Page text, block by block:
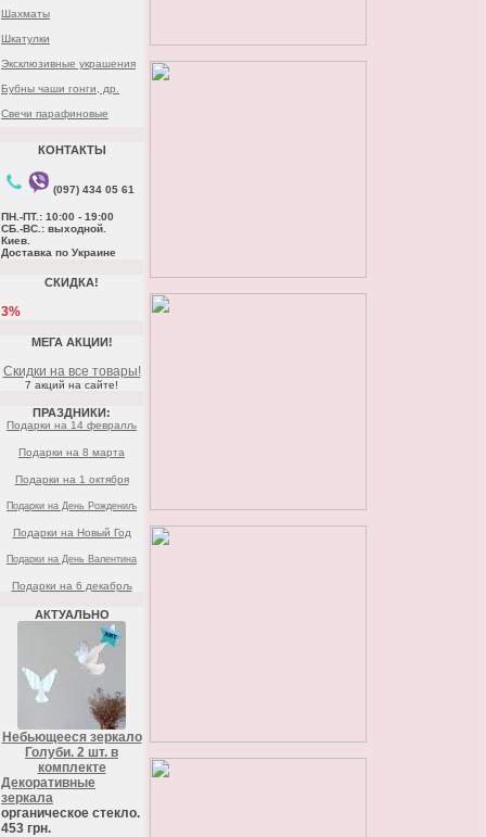
Шахматы
Шкатулки
Эксклюзивные украшения
Бубны чаши гонги, др.
Свечи парафиновые
КОНТАКТЫ
(097) 434 05 61
ПН.-ПТ.: 10:00 - 19:00
СБ.-ВС.: выходной.
Киев.
Доставка по Украине
СКИДКА!
3%
МЕГА АКЦИИ!
Скидки на все товары!
7 акций на сайте!
ПРАЗДНИКИ:
Подарки на 14 февралљ
Подарки на 8 марта
Подарки на 1 октября
Подарки на День Рождениљ
Подарки на Новый Год
Подарки на День Валентина
Подарки на 6 декабрљ
АКТУАЛЬНО
Небьющееся зеркало
Голуби. 2 шт. в
комплекте
Декоративные
зеркала
органическое стекло.
453 грн.